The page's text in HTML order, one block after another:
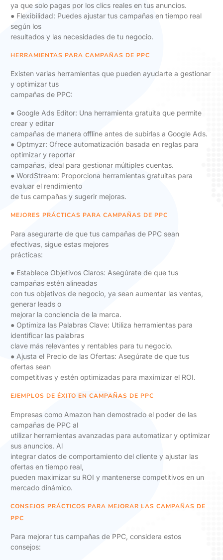
ya que solo pagas por los clics reales en tus anuncios.
● Flexibilidad: Puedes ajustar tus campañas en tiempo real
según los
resultados y las necesidades de tu negocio.
HERRAMIENTAS PARA CAMPAÑAS DE PPC
Existen varias herramientas que pueden ayudarte a gestionar
y optimizar tus
campañas de PPC:
● Google Ads Editor: Una herramienta gratuita que permite
crear y editar
campañas de manera offline antes de subirlas a Google Ads.
● Optmyzr: Ofrece automatización basada en reglas para
optimizar y reportar
campañas, ideal para gestionar múltiples cuentas.
● WordStream: Proporciona herramientas gratuitas para
evaluar el rendimiento
de tus campañas y sugerir mejoras.
MEJORES PRÁCTICAS PARA CAMPAÑAS DE PPC
Para asegurarte de que tus campañas de PPC sean
efectivas, sigue estas mejores
prácticas:
● Establece Objetivos Claros: Asegúrate de que tus
campañas estén alineadas
con tus objetivos de negocio, ya sean aumentar las ventas,
generar leads o
mejorar la conciencia de la marca.
● Optimiza las Palabras Clave: Utiliza herramientas para
identificar las palabras
clave más relevantes y rentables para tu negocio.
● Ajusta el Precio de las Ofertas: Asegúrate de que tus
ofertas sean
competitivas y estén optimizadas para maximizar el ROI.
EJEMPLOS DE ÉXITO EN CAMPAÑAS DE PPC
Empresas como Amazon han demostrado el poder de las
campañas de PPC al
utilizar herramientas avanzadas para automatizar y optimizar
sus anuncios. Al
integrar datos de comportamiento del cliente y ajustar las
ofertas en tiempo real,
pueden maximizar su ROI y mantenerse competitivos en un
mercado dinámico.
CONSEJOS PRÁCTICOS PARA MEJORAR LAS CAMPAÑAS DE
PPC
Para mejorar tus campañas de PPC, considera estos
consejos: